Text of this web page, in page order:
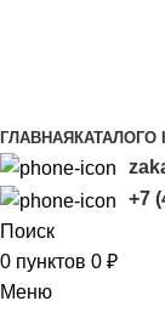
ГЛАВНАЯ КАТАЛОГО
+7
Поиск
0 пунктов 0 ₽
Меню